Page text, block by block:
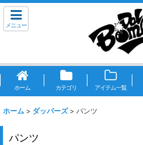
メニュー
ホーム カテゴリ アイテム一覧
ホーム > ダッパーズ > パンツ
パンツ